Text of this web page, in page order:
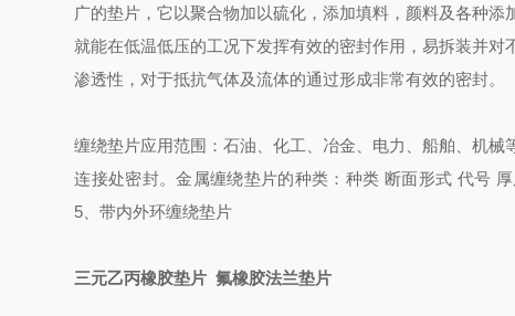
广的垫片，它以聚合物加以硫化，添加填料，颜料及各种
就能在低温低压的工况下发挥有效的密封作用，易拆装并
渗透性，对于抵抗气体及流体的通过形成非常有效的密封。
缠绕垫片应用范围：石油、化工、冶金、电力、船舶、机
连接处密封。金属缠绕垫片的种类：种类 断面形式 代号
5、带内外环缠绕垫片
三元乙丙橡胶垫片 氟橡胶法兰垫片